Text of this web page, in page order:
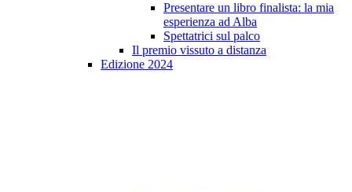
Presentare un libro finalista: la mia
esperienza ad Alba
Spettatrici sul palco
Il premio vissuto a distanza
Edizione 2024